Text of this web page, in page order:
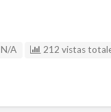
Listing ID
N/A 212 vistas